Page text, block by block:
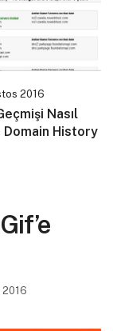
2016
Nasıl
History
2016